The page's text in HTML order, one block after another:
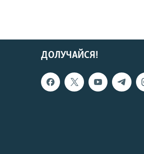
ДОЛУЧАЙСЯ!